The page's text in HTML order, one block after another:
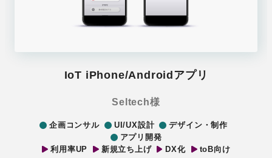
IoT iPhone/Androidアプリ
Seltech様
企画コンサル UI/UX設計
デザイン・制作
アプリ開発
利用率UP
新規立ち上げ DX化 toB向け